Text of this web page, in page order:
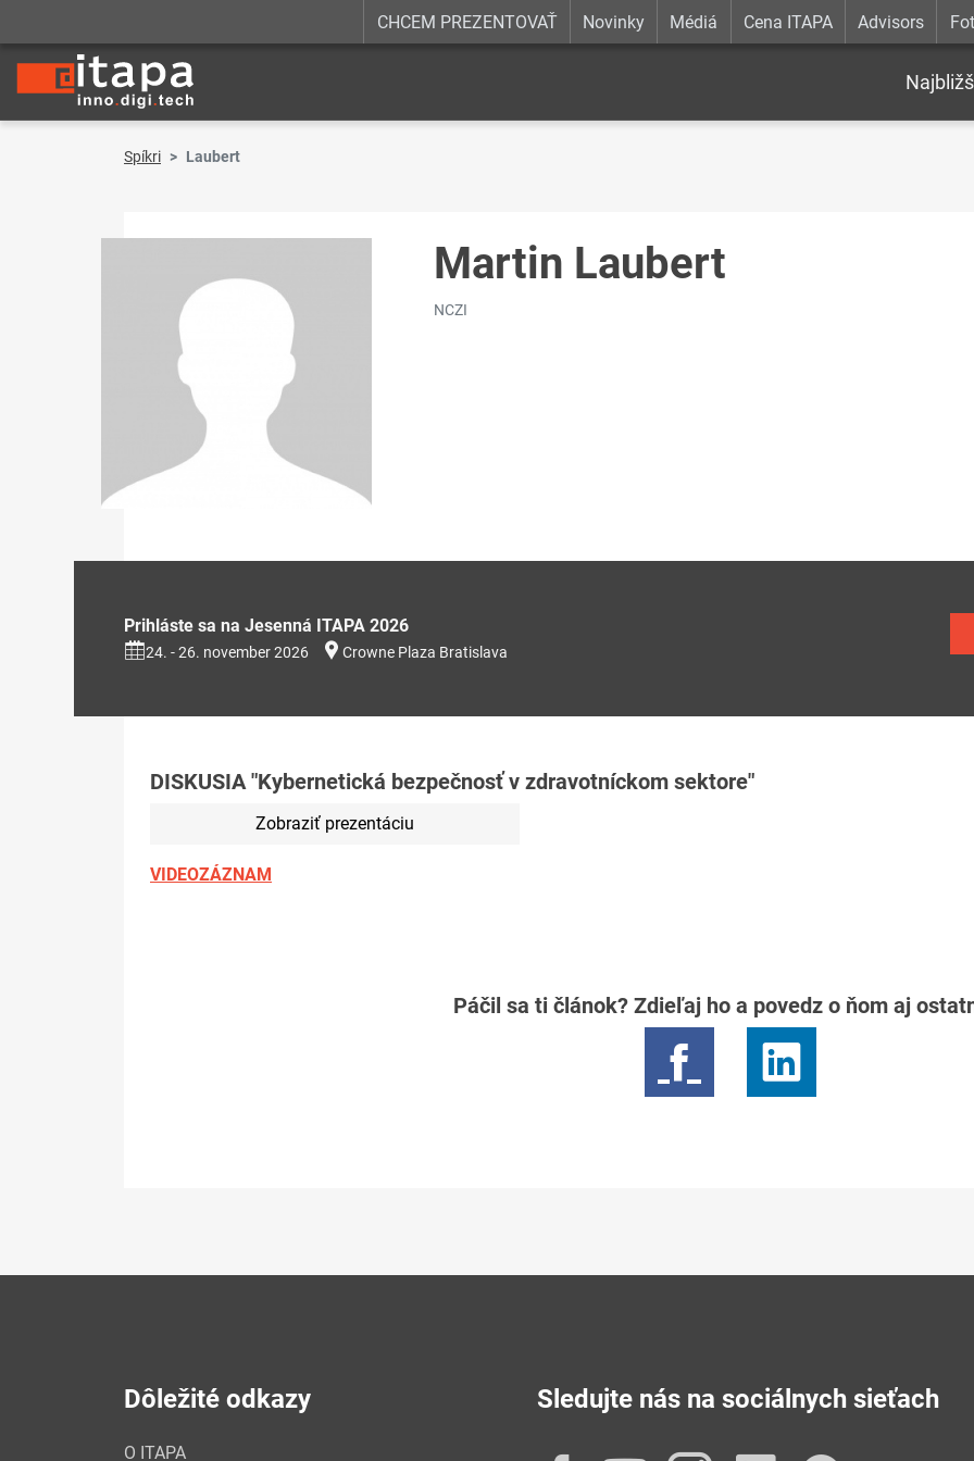
CHCEM PREZENTOVAŤ Novinky Médiá Cena ITAPA Advisors
Spíkri Laubert
Martin Laubert
NCZI
Prihláste sa na Jesenná ITAPA 2026
24. - 26. november 2026 Crowne Plaza Bratislava
DISKUSIA "Kybernetická bezpečnosť v zdravotníckom sektore"
Zobraziť prezentáciu
VIDEOZÁZNAM
Páčil sa ti článok? Zdieľaj ho a povedz o ňom aj
Dôležité odkazy
O ITAPA
Sledujte nás na sociálnych sieťach